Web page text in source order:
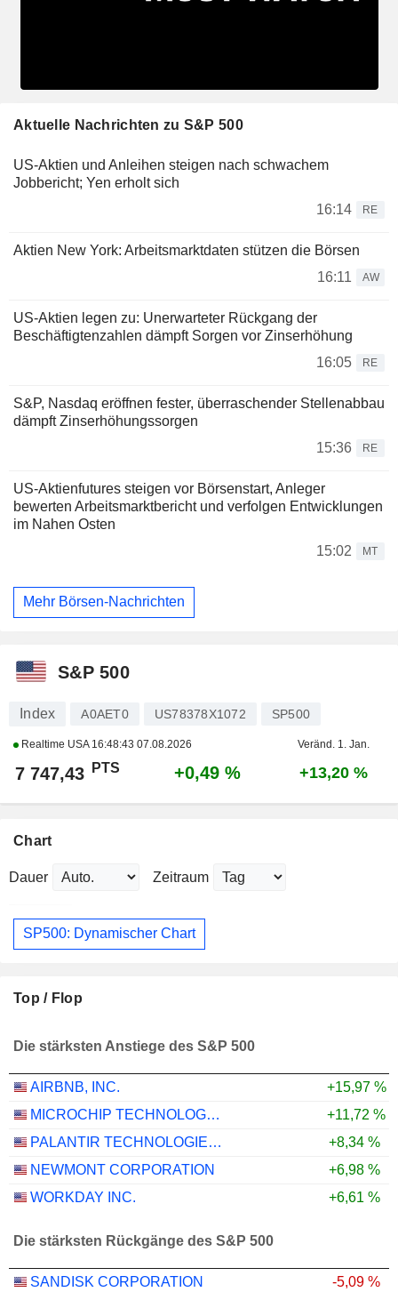
Aktuelle Nachrichten zu S&P 500
US-Aktien und Anleihen steigen nach schwachem
Jobbericht; Yen erholt sich
16:14
RE
Aktien New York: Arbeitsmarktdaten stützen die Börsen
16:11
AW
US-Aktien legen zu: Unerwarteter Rückgang der
Beschäftigtenzahlen dämpft Sorgen vor Zinserhöhung
16:05
RE
S&P, Nasdaq eröffnen fester, überraschender Stellenabbau
dämpft Zinserhöhungssorgen
15:36
RE
US-Aktienfutures steigen vor Börsenstart, Anleger
bewerten Arbeitsmarktbericht und verfolgen Entwicklungen
im Nahen Osten
15:02
MT
Mehr Börsen-Nachrichten
S&P 500
Index A0AET0 US78378X1072 SP500
Realtime USA 16:48:43 07.08.2026 Veränd. 1. Jan.
7 747,43 PTS +0,49 % +13,20 %
Chart
Dauer Zeitraum
SP500: Dynamischer Chart
Top / Flop
Die stärksten Anstiege des S&P 500
AIRBNB, INC.
+15,97 %
MICROCHIP TECHNOLOGY INCORPORATED
+11,72 %
PALANTIR TECHNOLOGIES INC.
+8,34 %
NEWMONT CORPORATION
+6,98 %
WORKDAY INC.
+6,61 %
Die stärksten Rückgänge des S&P 500
SANDISK CORPORATION -5,09 %